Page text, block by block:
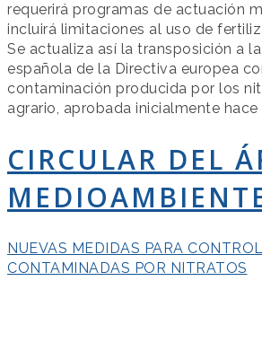
requerirá programas de actuación
incluirá limitaciones al uso de
Se actualiza así la transposición a
española de la Directiva europea
contaminación producida por los
agrario, aprobada inicialmente hace
CIRCULAR DEL
NUEVAS MEDIDAS PARA
CONTAMINADAS POR NITRATOS